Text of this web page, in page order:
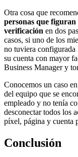
Otra cosa que
personas que
verificación en dos
casos, si uno de los
no tuviera configurada
su cuenta con mayor
Business Manager y
Conocemos un caso
del equipo que se
empleado y no tenía
desconectar todos los
píxel, página y cuenta
Conclusión